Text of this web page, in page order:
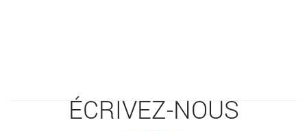
ÉCRIVEZ-NOUS